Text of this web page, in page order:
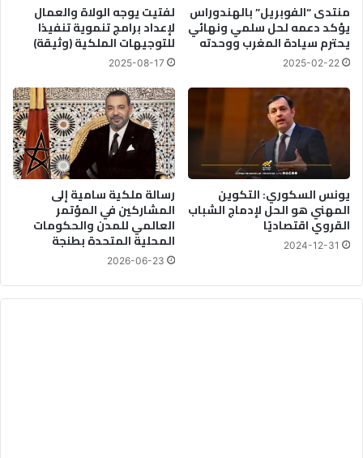
منتدى “الفوبريل” بالهندوراس
يؤكد دعمه لحل سلمي ونهائي
يحترم سيادة المغرب ووحدته
2025-02-22
لفتيت يوجه الولاة والعمال
لإعداد برامج تنموية تنفيذا
للتوجيهات الملكية (وثيقة)
2025-08-17
يونس السكوري: التكوين
المهني هو الحل لإدماج الشباب
القروي اقتصاديًا
2024-12-31
رسالة ملكية سامية إلى
المشاركين في المؤتمر
العالمي للمدن والحكومات
المحلية المتحدة بطنجة
2026-06-23